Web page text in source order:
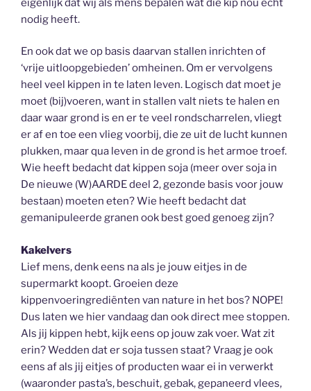
eigenlijk dat wij als mens bepalen wat die kip nou echt
nodig heeft.
En ook dat we op basis daarvan stallen inrichten of
‘vrije uitloopgebieden’ omheinen. Om er vervolgens
heel veel kippen in te laten leven. Logisch dat moet je
moet (bij)voeren, want in stallen valt niets te halen en
daar waar grond is en er te veel rondscharrelen, vliegt
er af en toe een vlieg voorbij, die ze uit de lucht kunnen
plukken, maar qua leven in de grond is het armoe troef.
Wie heeft bedacht dat kippen soja (meer over soja in
De nieuwe (W)AARDE deel 2, gezonde basis voor jouw
bestaan) moeten eten? Wie heeft bedacht dat
gemanipuleerde granen ook best goed genoeg zijn?
Kakelvers
Lief mens, denk eens na als je jouw eitjes in de
supermarkt koopt. Groeien deze
kippenvoeringrediënten van nature in het bos? NOPE!
Dus laten we hier vandaag dan ook direct mee stoppen.
Als jij kippen hebt, kijk eens op jouw zak voer. Wat zit
erin? Wedden dat er soja tussen staat? Vraag je ook
eens af als jij eitjes of producten waar ei in verwerkt
(waaronder pasta’s, beschuit, gebak, gepaneerd vlees,